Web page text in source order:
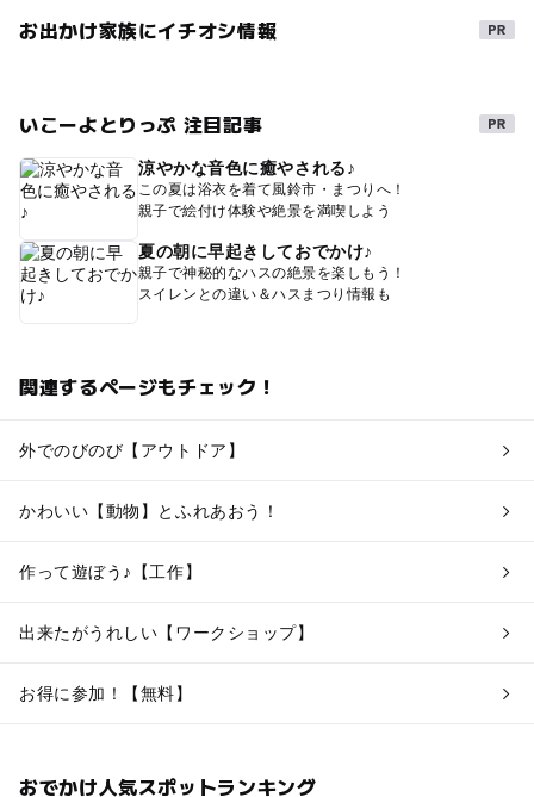
お出かけ家族にイチオシ情報
いこーよとりっぷ 注目記事
涼やかな音色に癒やされる♪
この夏は浴衣を着て風鈴市・まつりへ！
親子で絵付け体験や絶景を満喫しよう
夏の朝に早起きしておでかけ♪
親子で神秘的なハスの絶景を楽しもう！
スイレンとの違い＆ハスまつり情報も
関連するページもチェック！
外でのびのび【アウトドア】
かわいい【動物】とふれあおう！
作って遊ぼう♪【工作】
出来たがうれしい【ワークショップ】
お得に参加！【無料】
おでかけ人気スポットランキング